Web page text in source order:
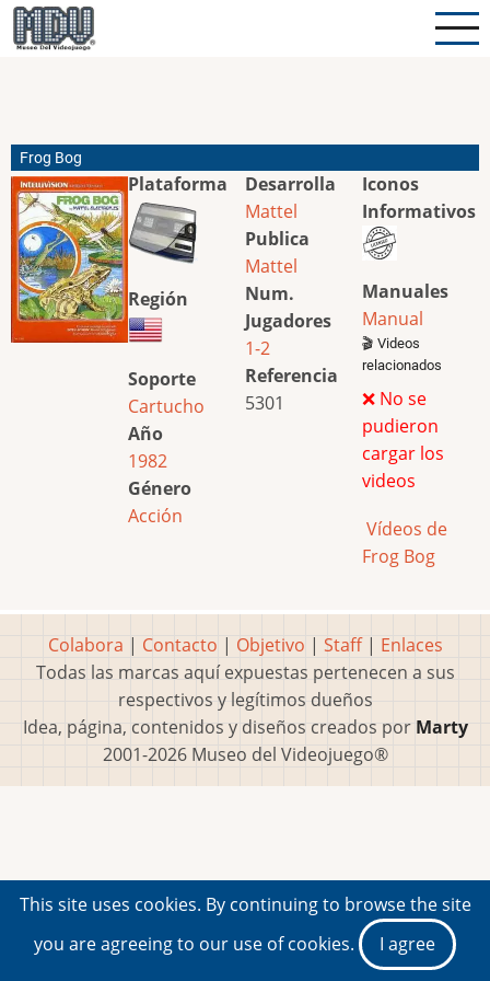
Pasar
al
Frog Bog
Plataforma
Región
Soporte
Cartucho
Año
1982
Género
Acción
Desarrolla
Mattel
Publica
Mattel
Num.
Jugadores
1-2
Referencia
5301
Iconos
Informativos
Manuales
Manual
🎬 Videos
relacionados
❌ No se
pudieron
cargar los
videos
Vídeos de
Frog Bog
Colabora | Contacto | Objetivo | Staff| Enlaces
Todas las marcas aquí expuestas pertenecen a sus
respectivos y legítimos dueños
Idea, página, contenidos y diseños creados por Marty
2001-2026 Museo del Videojuego®
This site uses cookies. By continuing to browse the site
you are agreeing to our use of cookies.
I agree